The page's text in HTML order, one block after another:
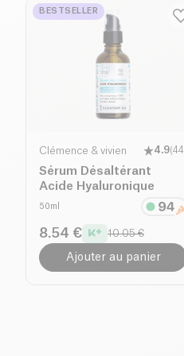
BESTSELLER
Clémence & vivien 4.9(44
Sérum Désaltérant
Acide Hyaluronique
50ml
8.54 € 10.05 €
Ajouter au panier